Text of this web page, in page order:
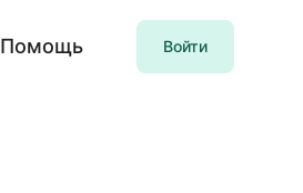
Помощь Войти